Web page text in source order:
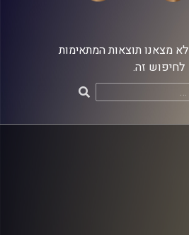
מצאנו תוצאות המתאימות
לחיפוש זה.